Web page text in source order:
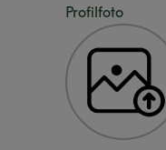
Profilfoto